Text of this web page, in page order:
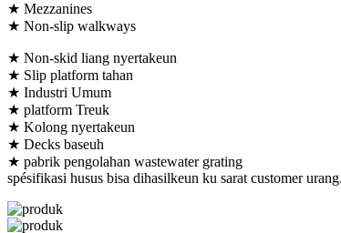
★ Mezzanines
★ Non-slip walkways
★ Non-skid liang nyertakeun
★ Slip platform tahan
★ Industri Umum
★ platform Treuk
★ Kolong nyertakeun
★ Decks baseuh
★ pabrik pengolahan wastewater grating
spésifikasi husus bisa dihasilkeun ku sarat customer urang.